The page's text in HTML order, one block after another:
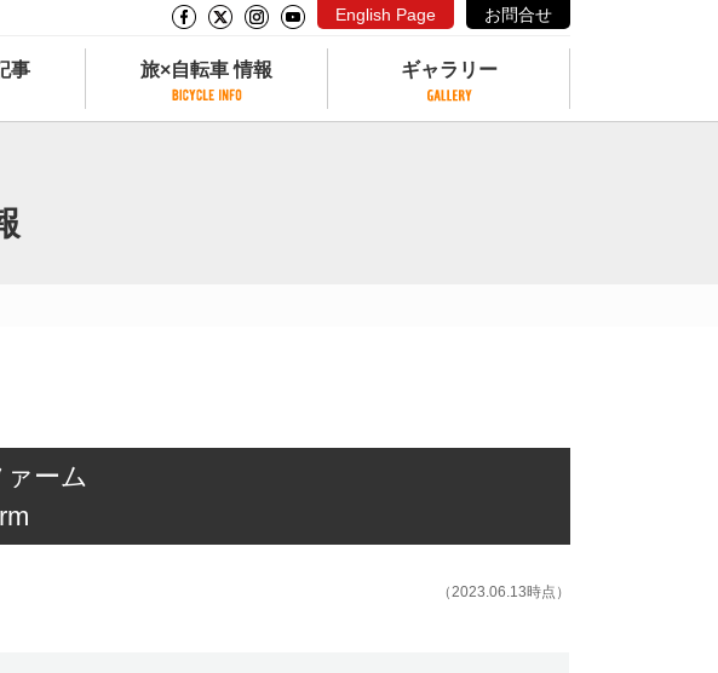
English Page お問合せ
事 旅×自転車 情報
にやさしい宿
イン
があるレンタサイクル
ギャラリー
ーム
（2023.06.13時点）